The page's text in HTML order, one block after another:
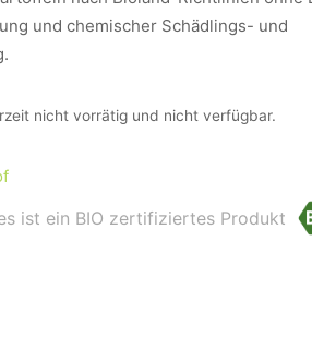
und chemischer Schädlings- und
nicht vorrätig und nicht verfügbar.
ist ein BIO zertifiziertes Produkt